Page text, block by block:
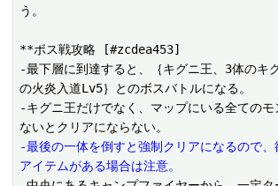
う。
**ボス戦攻略 [#zcdea453]
-最下層に到達すると、｛キグニ王、3体のキ
の火炎入道Lv5｝とのボスバトルになる。
-キグニ王だけでなく、マップにいる全てのモ
-最後の一体を倒すと強制クリアになるので
アイテムがある場合は注意。